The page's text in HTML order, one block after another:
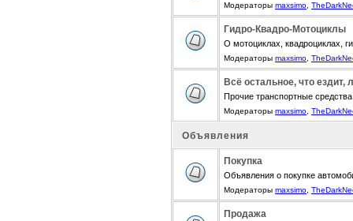
Модераторы maxsimo
Гидро-Квадро-Мотоциклы
О мотоциклах, квадроциклах,
Модераторы maxsimo
Всё остальное, что ездит,
Прочие транспортные средства
Модераторы maxsimo
Объявления
Покупка
Объявления о покупке
Модераторы maxsimo
Продажа